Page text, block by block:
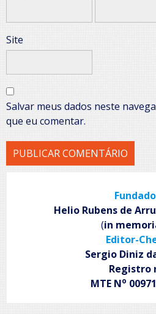
Site
Salvar meus dados neste
que eu comentar.
Helio Rubens de
(in
Editor-
Sergio Diniz
Registro
MTE No